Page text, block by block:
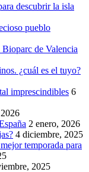
descubrir la isla
pueblo
de Valencia
¿cuál es el tuyo?
imprescindibles 6
2 enero, 2026
4 diciembre, 2025
temporada para
2025